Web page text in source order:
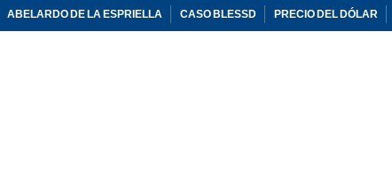
ABELARDO DE LA ESPRIELLA CASO BLESSD PRECIO DEL DÓLAR